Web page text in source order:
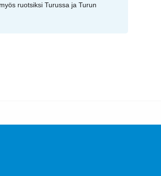
ruotsiksi Turussa ja Turun